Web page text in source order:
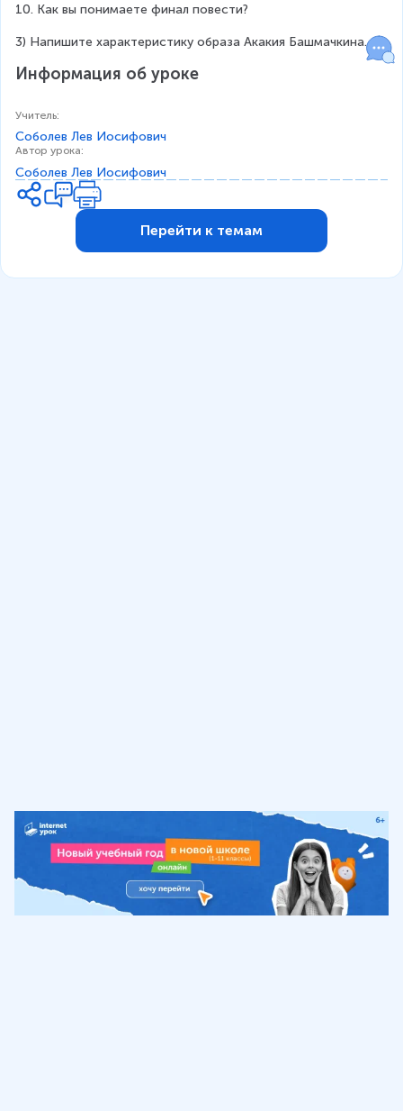
10. Как вы понимаете финал повести?
3) Напишите характеристику образа Акакия Башмачкина.
Информация об уроке
Учитель:
Соболев Лев Иосифович
Автор урока:
Соболев Лев Иосифович
Перейти к темам